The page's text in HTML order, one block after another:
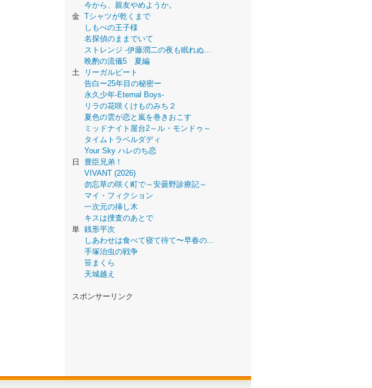
今から、親友やめようか。
金 Tシャツが乾くまで
しもべの王子様
名探偵のままでいて
ストレンジ -伊藤潤二の夜も眠れぬ...
晩酌の流儀5 夏編
土
リーガルビート
告白ー25年目の秘密ー
永久少年-Eternal Boys-
リラの花咲くけものみち２
夏色の雲が恋と嵐を巻きおこす
ミッドナイト屋台2～ル・モンドゥ～
タイムトラベルダディ
Your Sky ハレのち恋
日
豊臣兄弟！
VIVANT (2026)
勿忘草の咲く町で～安曇野診療記～
マイ・フィクション
一次元の挿し木
キスは捜査のあとで
単 銭形平次
しあわせは食べて寝て待て〜早春の...
手塚治虫の戦争
笹まくら
天城越え
スポンサーリンク